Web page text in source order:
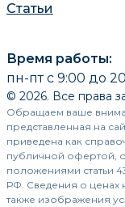
Статьи
Время работы:
пн-пт с 9:00 до
© 2026. Все права
Обращаем ваше
представленная на
приведена как
публичной офертой,
положениями статьи
РФ. Сведения о ценах
также изображения